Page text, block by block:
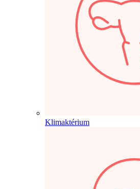
Klimaktérium